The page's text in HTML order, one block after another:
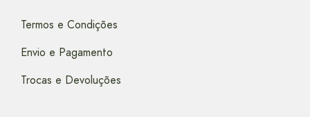
Termos e Condições
Envio e Pagamento
Trocas e Devoluções